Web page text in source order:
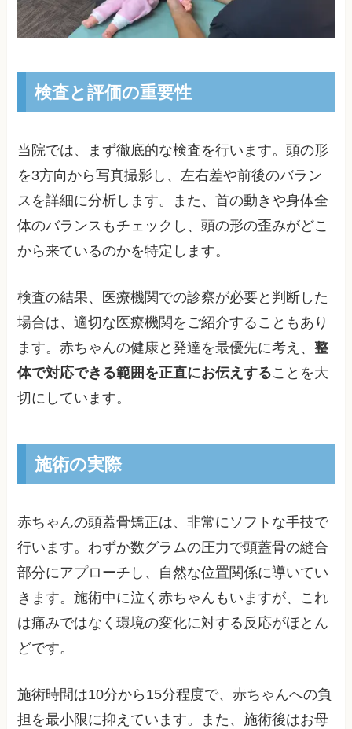
検査と評価の重要性
当院では、まず徹底的な検査を行います。頭の形
を3方向から写真撮影し、左右差や前後のバラン
スを詳細に分析します。また、首の動きや身体全
体のバランスもチェックし、頭の形の歪みがどこ
から来ているのかを特定します。
検査の結果、医療機関での診察が必要と判断した
場合は、適切な医療機関をご紹介することもあり
ます。赤ちゃんの健康と発達を最優先に考え、整
体で対応できる範囲を正直にお伝えすることを大
切にしています。
施術の実際
赤ちゃんの頭蓋骨矯正は、非常にソフトな手技で
行います。わずか数グラムの圧力で頭蓋骨の縫合
部分にアプローチし、自然な位置関係に導いてい
きます。施術中に泣く赤ちゃんもいますが、これ
は痛みではなく環境の変化に対する反応がほとん
どです。
施術時間は10分から15分程度で、赤ちゃんへの負
担を最小限に抑えています。また、施術後はお母